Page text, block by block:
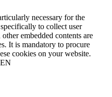
necessary for the
to collect user
embedded contents are
It is mandatory to procure
cookies on your website.